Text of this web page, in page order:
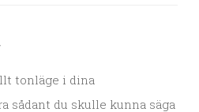
tonläge i dina
sådant du skulle kunna säga